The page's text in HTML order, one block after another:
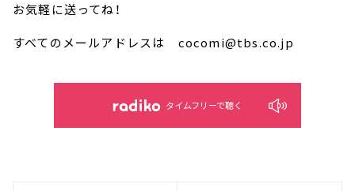
お気軽に送ってね！
すべてのメールアドレスは cocomi@tbs.co.jp
タイムフリーで聴く